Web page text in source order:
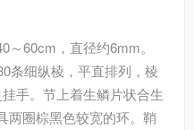
60cm，直径约6mm。
条细纵棱，平直排列，棱
手。节上着生鳞片状合生
两圈棕黑色较宽的环。鞘